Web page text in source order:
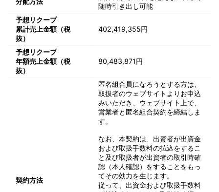
随時引き出し可能
予想リクープ
累計売上金額（税
抜）
402,419,355円
予想リクープ
年額売上金額（税
抜）
80,483,871円
契約方法
匿名組合員になろうとする方は、
取扱者のウェブサイトよりお申込
みいただき、ウェブサイト上で、
営業者と匿名組合契約を締結しま
す。
なお、本契約は、出資者が出資金
および取扱手数料の払込をするこ
と及び取扱者が出資者の取引時確
認（本人確認）をすることをもっ
てその効力を生じます。
従って、出資金および取扱手数料